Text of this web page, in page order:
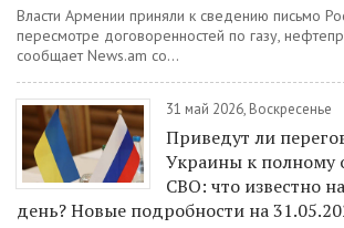
Власти Армении приняли к сведению письмо
пересмотре договоренностей по газу,
сообщает News.am со...
31 май 2026, Воскресенье
Приведут ли
Украины к полному
СВО: что известно
день? Новые подробности на